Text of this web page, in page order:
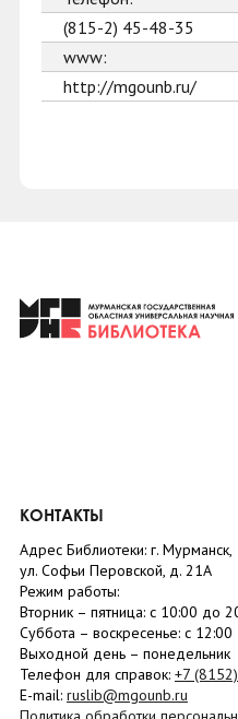
(815-2) 45-48-35
www:
http://mgounb.ru/
КОНТАКТЫ
Адрес Библиотеки: г. Мурманск,
ул. Софьи Перовской, д. 21А
Режим работы:
Вторник – пятница: с 10:00 до
Суббота – воскресенье: c
Выходной день – понедельник
Телефон для справок: +7 (8152)
E-mail: ruslib@mgounb.ru